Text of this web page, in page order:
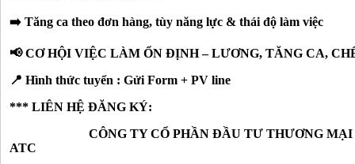
➡️ Tăng ca theo đơn hàng, tùy năng lực & thái độ làm việc
📢CƠ HỘI VIỆC LÀM ỔN ĐỊNH – LƯƠNG, TĂNG CA,
📍 Hình thức tuyển : Gửi Form + PV line
*** LIÊN HỆ ĐĂNG KÝ:
CÔNG TY CỔ PHẦN ĐẦU TƯ THƯƠNG MẠI VÀ
ATC